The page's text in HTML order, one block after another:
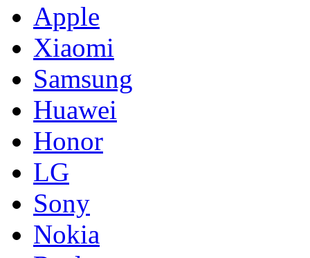
Apple
Xiaomi
Samsung
Huawei
Honor
LG
Sony
Nokia